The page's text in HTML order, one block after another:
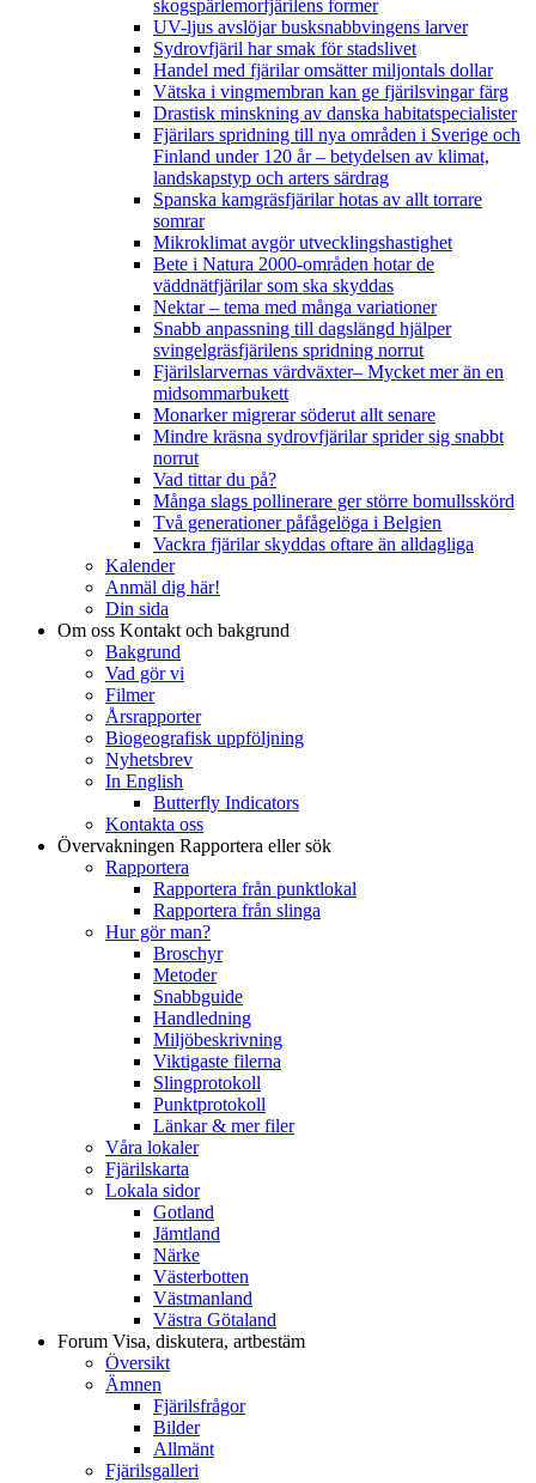
skogspärlemorfjärilens former
UV-ljus avslöjar busksnabbvingens larver
Sydrovfjäril har smak för stadslivet
Handel med fjärilar omsätter miljontals dollar
Vätska i vingmembran kan ge fjärilsvingar färg
Drastisk minskning av danska habitatspecialister
Fjärilars spridning till nya områden i Sverige och
Finland under 120 år– betydelsen av klimat,
landskapstyp och arters särdrag
Spanska kamgräsfjärilar hotas av allt torrare
somrar
Mikroklimat avgör utvecklingshastighet
Bete i Natura 2000-områden hotar de
väddnätfjärilar som ska skyddas
Nektar – tema med många variationer
Snabb anpassning till dagslängd hjälper
svingelgräsfjärilens spridning norrut
Fjärilslarvernas värdväxter– Mycket mer än en
midsommarbukett
Monarker migrerar söderut allt senare
Mindre kräsna sydrovfjärilar sprider sig snabbt
norrut
Vad tittar du på?
Många slags pollinerare ger större bomullsskörd
Två generationer påfågelöga i Belgien
Vackra fjärilar skyddas oftare än alldagliga
Kalender
Anmäl dig här!
Din sida
Om oss Kontakt och bakgrund
Bakgrund
Vad gör vi
Filmer
Årsrapporter
Biogeografisk uppföljning
Nyhetsbrev
In English
Butterfly Indicators
Kontakta oss
Övervakningen Rapportera eller sök
Rapportera
Rapportera från punktlokal
Rapportera från slinga
Hur gör man?
Broschyr
Metoder
Snabbguide
Handledning
Miljöbeskrivning
Viktigaste filerna
Slingprotokoll
Punktprotokoll
Länkar & mer filer
Våra lokaler
Fjärilskarta
Lokala sidor
Gotland
Jämtland
Närke
Västerbotten
Västmanland
Västra Götaland
Forum Visa, diskutera, artbestäm
Översikt
Ämnen
Fjärilsfrågor
Bilder
Allmänt
Fjärilsgalleri